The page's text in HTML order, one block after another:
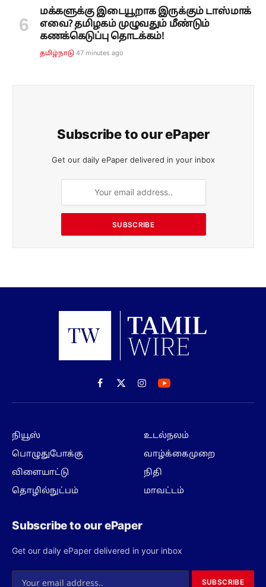
மக்களுக்கு இடையூறாக இருக்கும் டாஸ்மாக்
எவை? தமிழகம் முழுவதும் மீண்டும்
கணக்கெடுப்பு தொடக்கம்!
தமிழ்நாடு 47 minutes ago
Subscribe to our ePaper
Get our daily ePaper delivered in your inbox
SUBSCRIBE
Facebook
X
(Twitter)
Instagram
நியூஸ்
பொழுதுபோக்கு
விளையாட்டு
தொழில்நுட்பம்
உடல்நலம்
வாழ்க்கைமுறை
நிதி
மாவட்டம்
Subscribe to our ePaper
Get our daily ePaper delivered in your inbox
SUBSCRIBE